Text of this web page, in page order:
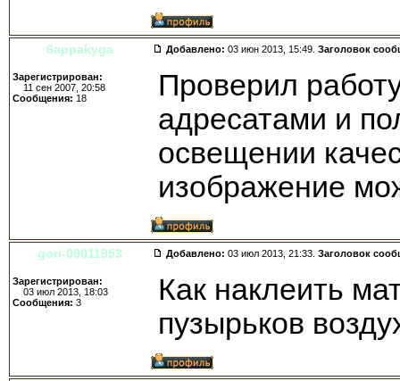
6appakyga Добавлено: 03 июн 2013, 15:49. Заголовок
Зарегистрирован:
11 сен 2007, 20:58
Сообщения: 18
Проверил
адресатами и
освещении
изображение
gori-09011953 Добавлено: 03 июл 2013, 21:33. Заголовок
Зарегистрирован:
03 июл 2013, 18:03
Сообщения: 3
Как наклеить
пузырьков